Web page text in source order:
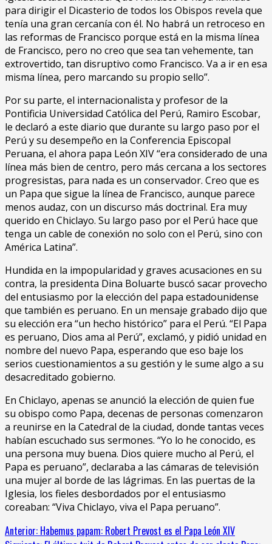
para dirigir el Dicasterio de todos los Obispos revela que
tenía una gran cercanía con él. No habrá un retroceso en
las reformas de Francisco porque está en la misma línea
de Francisco, pero no creo que sea tan vehemente, tan
extrovertido, tan disruptivo como Francisco. Va a ir en esa
misma línea, pero marcando su propio sello”.
Por su parte, el internacionalista y profesor de la
Pontificia Universidad Católica del Perú, Ramiro Escobar,
le declaró a este diario que durante su largo paso por el
Perú y su desempeño en la Conferencia Episcopal
Peruana, el ahora papa León XIV “era considerado de una
línea más bien de centro, pero más cercana a los sectores
progresistas, para nada es un conservador. Creo que es
un Papa que sigue la línea de Francisco, aunque parece
menos audaz, con un discurso más doctrinal. Era muy
querido en Chiclayo. Su largo paso por el Perú hace que
tenga un cable de conexión no solo con el Perú, sino con
América Latina”.
Hundida en la impopularidad y graves acusaciones en su
contra, la presidenta Dina Boluarte buscó sacar provecho
del entusiasmo por la elección del papa estadounidense
que también es peruano. En un mensaje grabado dijo que
su elección era “un hecho histórico” para el Perú. “El Papa
es peruano, Dios ama al Perú”, exclamó, y pidió unidad en
nombre del nuevo Papa, esperando que eso baje los
serios cuestionamientos a su gestión y le sume algo a su
desacreditado gobierno.
En Chiclayo, apenas se anunció la elección de quien fue
su obispo como Papa, decenas de personas comenzaron
a reunirse en la Catedral de la ciudad, donde tantas veces
habían escuchado sus sermones. “Yo lo he conocido, es
una persona muy buena. Dios quiere mucho al Perú, el
Papa es peruano”, declaraba a las cámaras de televisión
una mujer al borde de las lágrimas. En las puertas de la
Iglesia, los fieles desbordados por el entusiasmo
coreaban: “Viva Chiclayo, viva el Papa peruano”.
Sigue
Anterior: Habemus papam: Robert Prevost es el Papa León XIV